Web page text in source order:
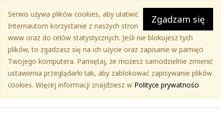
treści
głównej
Zgadzam się
Serwis używa plików cookies, aby ułatwić
Internautom korzystanie z naszych stron
www oraz do celów statystycznych. Jeśli nie blokujesz tych
plików, to zgadzasz się na ich użycie oraz zapisanie w pamięci
Twojego komputera. Pamiętaj, że możesz samodzielnie zmienić
ustawienia przeglądarki tak, aby zablokować zapisywanie plików
cookies. Więcej informacji znajdziesz w Polityce prywatności